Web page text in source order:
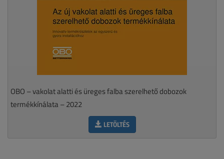
OBO – vakolat alatti és üreges falba szerelhető dobozok
termékkínálata – 2022
LETÖLTÉS